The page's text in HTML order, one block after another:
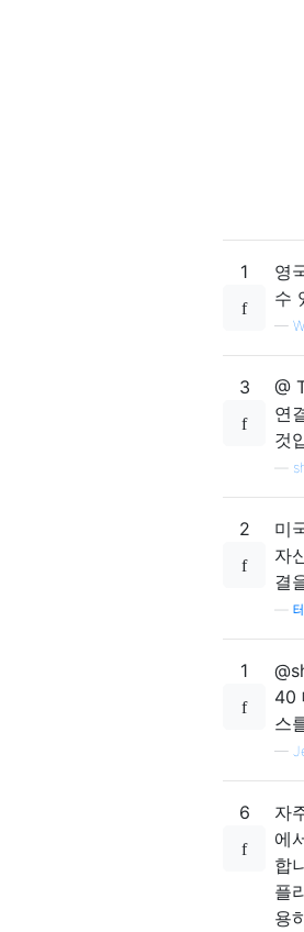
1
영
수
—
3
@
연
것
2
미
자
결
1
40
스
—
6
자
에
합
플
용